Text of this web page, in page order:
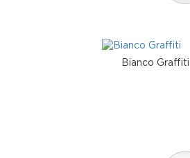
Bianco Graffiti